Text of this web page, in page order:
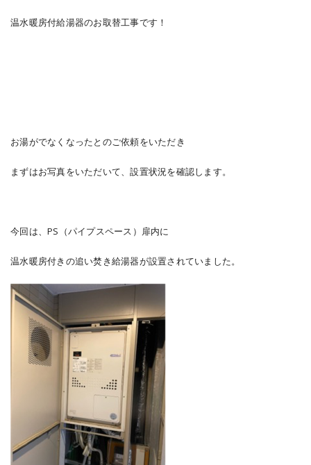
温水暖房付給湯器のお取替工事です！
お湯がでなくなったとのご依頼をいただき
まずはお写真をいただいて、設置状況を確認します。
今回は、PS（パイプスペース）扉内に
温水暖房付きの追い焚き給湯器が設置されていました。